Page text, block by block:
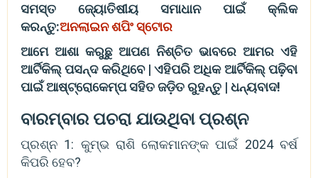
ସମସ୍ତ ଜ୍ୟୋତିଷୀୟ ସମାଧାନ ପାଇଁ କ୍ଲିକ
କରନ୍ତୁ:ଅନଲାଇନ ଶପିଂ ସ୍ଟୋର
ଆମେ ଆଶା କରୁଛୁ ଆପଣ ନିଶ୍ଚିତ ଭାବରେ ଆମର ଏହି
ଆର୍ଟିକିଲ୍ ପସନ୍ଦ କରିଥିବେ | ଏହିପରି ଅଧିକ ଆର୍ଟିକିଲ୍ ପଢ଼ିବା
ପାଇଁ ଆଷ୍ଟ୍ରୋକେମ୍ପ ସହିତ ଜଡ଼ିତ ରୁହନ୍ତୁ | ଧନ୍ୟବାଦ!
ବାରମ୍ବାର ପଚରା ଯାଉଥିବା ପ୍ରଶ୍ନ
ପ୍ରଶ୍ନ 1: କୁମ୍ଭ ରାଶି ଲୋକମାନଙ୍କ ପାଇଁ 2024 ବର୍ଷ
କିପରି ହେବ?